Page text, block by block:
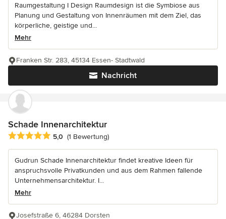
Raumgestaltung I Design Raumdesign ist die Symbiose aus
Planung und Gestaltung von Innenräumen mit dem Ziel, das
körperliche, geistige und...
Mehr
Nachricht
Franken Str. 283, 45134 Essen- Stadtwald
Schade Innenarchitektur
Durchschnittliche Bewertung: 5 von 5 Sternen
5,0 (1 Bewertung)
Gudrun Schade Innenarchitektur findet kreative Ideen für
anspruchsvolle Privatkunden und aus dem Rahmen fallende
Unternehmensarchitektur. I...
Mehr
Josefstraße 6, 46284 Dorsten